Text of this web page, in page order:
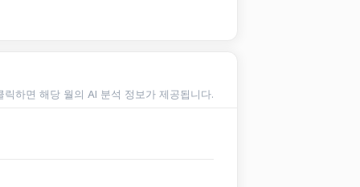
하면 해당 월의 AI 분석 정보가 제공됩니다.